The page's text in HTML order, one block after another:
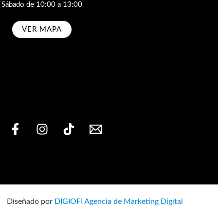
Sábado de 10:00 a 13:00
VER MAPA
Diseñado por DIGIOFI Agencia de Marketing Digital